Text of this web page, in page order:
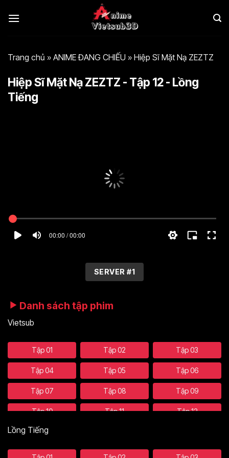
qua
Trang chủ » ANIME ĐANG CHIẾU » Hiệp Sĩ Mặt Nạ ZEZTZ
Hiệp Sĩ Mặt Nạ ZEZTZ - Tập 12 - Lồng
Tiếng
00:00 / 00:00
SERVER #1
Danh sách tập phim
Vietsub
Tập 01 Tập 02 Tập 03
Tập 04 Tập 05 Tập 06
Tập 07 Tập 08 Tập 09
Tập 10 Tập 11 Tập 12
Tập 13
Tập 16 Tập 17 Tập 18
Lồng Tiếng